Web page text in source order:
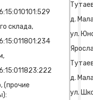
склада,
(прочие
д.
ул.
д.
ул.